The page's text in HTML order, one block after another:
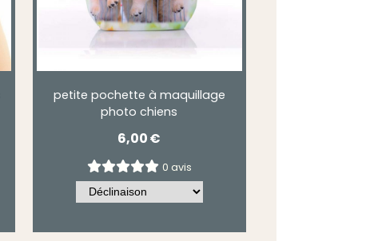
petite pochette à maquillage
photo chiens
6,00€
0 avis